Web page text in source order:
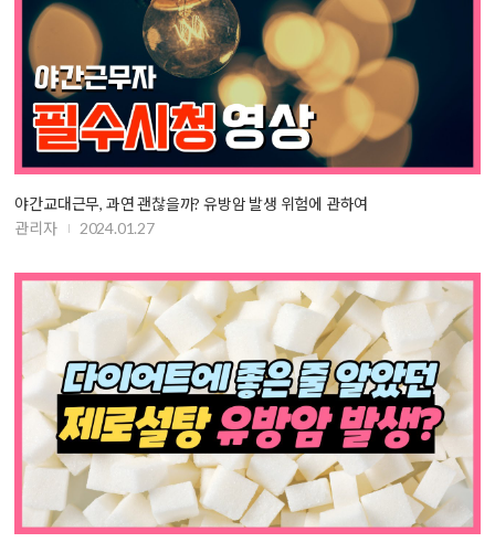
야간교대근무, 과연 괜찮을까? 유방암 발생 위험에 관하여
관리자
2024.01.27